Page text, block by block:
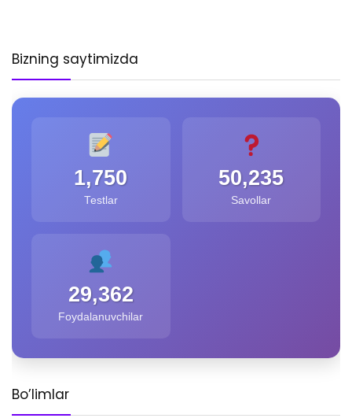
Bizning saytimizda
1,750
Testlar
50,235
Savollar
29,362
Foydalanuvchilar
Bo’limlar